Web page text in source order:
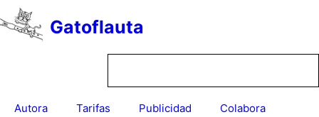
Saltar
al
contenido
Gatoflauta
Autora Tarifas Publicidad Colabora